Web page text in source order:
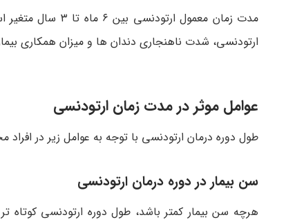
ارتودنسی، شدت ناهنجاری دندان ها و میزان همکاری
عوامل موثر در مدت زمان ارتودنسی
طول دوره درمان ارتودنسی با توجه به عوامل زیر در
سن بیمار در دوره درمان ارتودنسی
هرچه سن بیمار کمتر باشد، طول دوره ارتودنسی